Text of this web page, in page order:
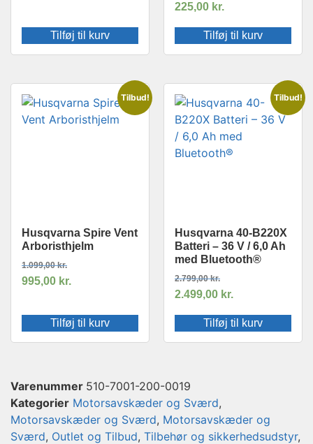
Tilføj til kurv
225,00 kr.
Tilføj til kurv
Tilbud!
Husqvarna Spire Vent
Arboristhjelm
1.099,00kr.
995,00 kr.
Tilføj til kurv
Tilbud!
Husqvarna 40-B220X
Batteri – 36 V / 6,0 Ah
med Bluetooth®
2.799,00kr.
2.499,00 kr.
Tilføj til kurv
Varenummer 510-7001-200-0019
Kategorier Motorsavskæder og Sværd,
Motorsavskæder og Sværd, Motorsavskæder og
Sværd, Outlet og Tilbud, Tilbehør og sikkerhedsudstyr,